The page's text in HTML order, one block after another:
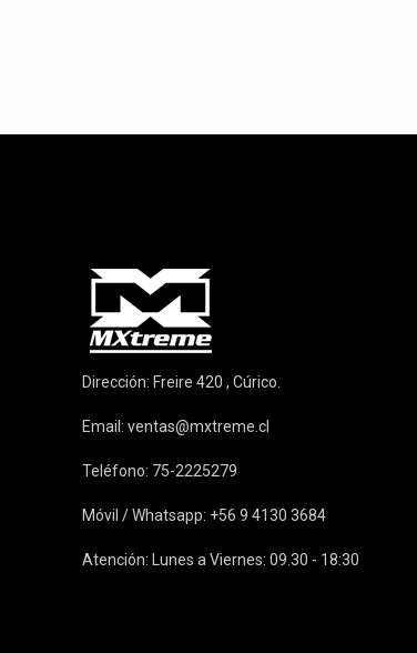
Dirección: Freire 420 , Cúrico.
Email:ventas@mxtreme.cl
Teléfono: 75-2225279
Móvil / Whatsapp: +56 9 4130 3684
Atención: Lunes a Viernes: 09.30 - 18:30